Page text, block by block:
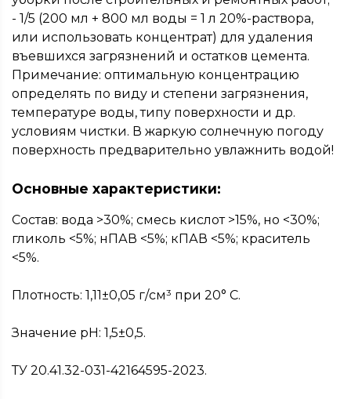
- 1/5 (200 мл + 800 мл воды = 1 л 20%-раствора,
или использовать концентрат) для удаления
въевшихся загрязнений и остатков цемента.
Примечание: оптимальную концентрацию
определять по виду и степени загрязнения,
температуре воды, типу поверхности и др.
условиям чистки. В жаркую солнечную погоду
поверхность предварительно увлажнить водой!
Основные характеристики:
Состав: вода >30%; смесь кислот >15%, но <30%;
гликоль <5%; нПАВ <5%; кПАВ <5%; краситель
<5%.
Плотность: 1,11±0,05 г/см³ при 20° С.
Значение pH: 1,5±0,5.
ТУ 20.41.32-031-42164595-2023.